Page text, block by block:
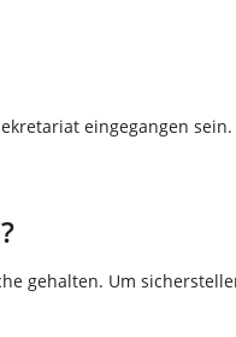
eingegangen
gehalten. Um